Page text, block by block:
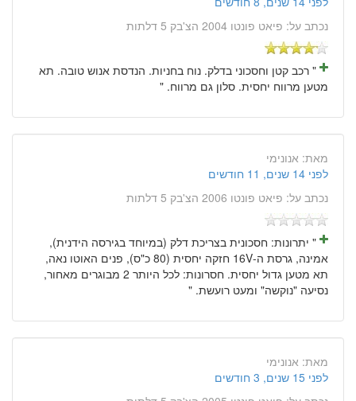
נכתב על: פיאט פונטו 2004 הצ'בק 5 דלתות
" רכב קטן וחסכוני בדלק. נוח בחניות. הנדסת אנוש טובה. תא
מטען מרווח יחסית. סלון גם מרווח. "
מאת: אנונימי
לפני 14 שנים, 11 חודשים
נכתב על: פיאט פונטו 2006 הצ'בק 5 דלתות
" יתרונות: חסכונית בצריכת דלק (במיוחד בגירסה הידנית),
אמינה, גרסת ה-16V חזקה יחסית (80 כ"ס), פנים האוטו נאה,
תא מטען גדול יחסית. חסרונות: לכל היותר 2 מבוגרים מאחור,
נסיעה "נוקשה" ומעט רועשת. "
מאת: אנונימי
לפני 15 שנים, 3 חודשים